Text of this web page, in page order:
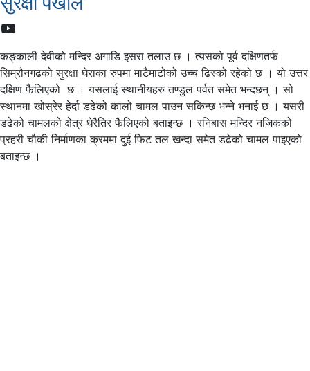
YouTube
कङ्काली देवीको मन्दिर अगाडि इसरा तलाउ छ । त्यसको पूर्व दक्षिणतर्फ
सिम्रौनगढको सुरक्षा घेराका रुपमा माटैमाटोको उच्च ढिस्को रहेको छ । यो उत्तर
दक्षिण फैलिएको छ । यसलाई स्थानीयहरु तण्डुल पर्वत समेत भन्दछन् । सो
स्थानमा खोस्रेर हेर्दा डढेको कालो चामल पाउन सकिन्छ भन्ने भनाई छ । यसरी
डढेको चामलको क्षेत्र धेरैतिर फैलिएको बताइन्छ । रनिबास मन्दिर नजिकको
प्रहरी चौकी निर्माणका क्रममा दुई फिट तल खन्दा समेत डढेको चामल पाइएको
बताइन्छ ।